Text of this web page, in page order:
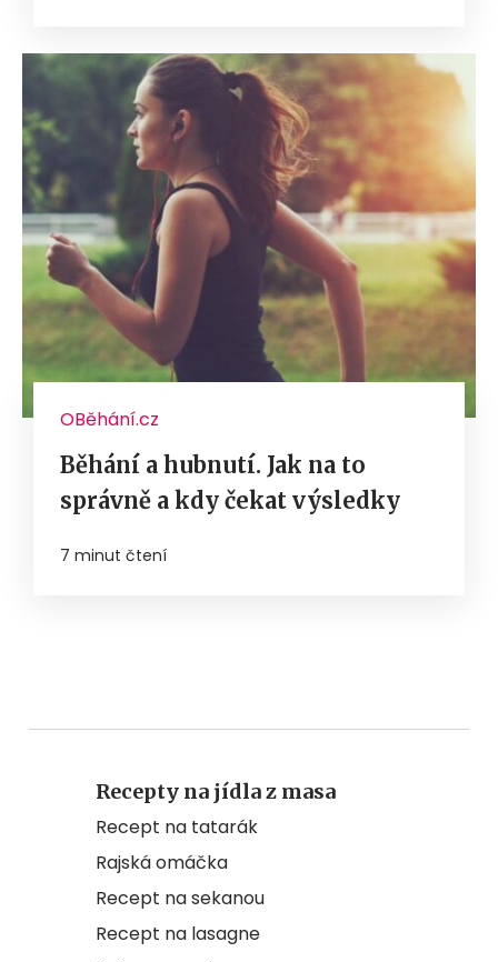
OBěhání.cz
Běhání a hubnutí. Jak na to
správně a kdy čekat výsledky
7 minut čtení
Recepty na jídla z masa
Recept na tatarák
Rajská omáčka
Recept na sekanou
Recept na lasagne